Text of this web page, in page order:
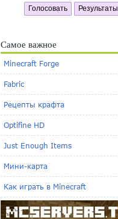
Голосовать Результаты
Самое важное
Minecraft Forge
Fabric
Рецепты крафта
Optifine HD
Just Enough Items
Мини-карта
Как играть в Minecraft